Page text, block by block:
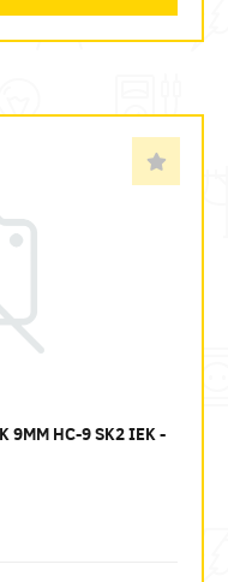
9ММ НС-9 SK2 IEK -